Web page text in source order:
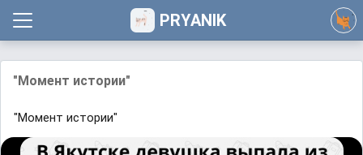
PRYANIK
"Момент истории"
"Момент истории"